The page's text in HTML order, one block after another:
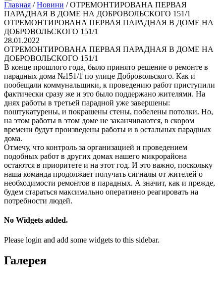
Главная / Новини / ОТРЕМОНТИРОВАНА ПЕРВАЯ
ПАРАДНАЯ В ДОМЕ НА ДОБРОВОЛЬСКОГО 151/1
ОТРЕМОНТИРОВАНА ПЕРВАЯ ПАРАДНАЯ В ДОМЕ НА
ДОБРОВОЛЬСКОГО 151/1
28.01.2022
ОТРЕМОНТИРОВАНА ПЕРВАЯ ПАРАДНАЯ В ДОМЕ НА
ДОБРОВОЛЬСКОГО 151/1
В конце прошлого года, было принято решение о ремонте в
парадных дома №151/1 по улице Добровольского. Как и
пообещали коммунальщики, к проведению работ приступили
фактически сразу же и это было поддержано жителями. На
днях работы в третьей парадной уже завершены:
поштукатурены, и покрашены стены, побелены потолки. Но,
на этом работы в этом доме не заканчиваются, в скором
времени будут произведены работы и в остальных парадных
дома.
Отмечу, что контроль за организацией и проведением
подобных работ в других домах нашего микрорайона
остаются в приоритете и на этот год. И это важно, поскольку
наша команда продолжает получать сигналы от жителей о
необходимости ремонтов в парадных. А значит, как и прежде,
будем стараться максимально оперативно реагировать на
потребности людей.
No Widgets added.
Please login and add some widgets to this sidebar.
Галерея